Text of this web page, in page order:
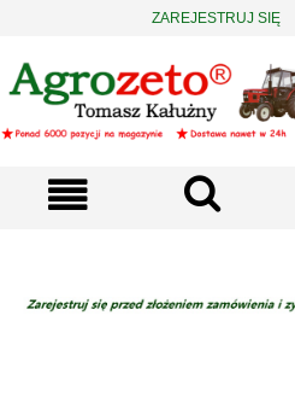
ZAREJESTRUJ SIĘ